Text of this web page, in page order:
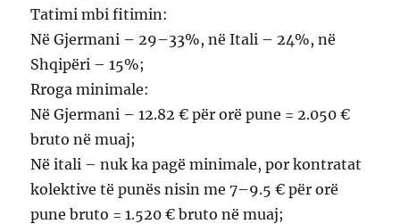
Tatimi mbi fitimin:
Në Gjermani – 29–33%, në Itali – 24%, në
Shqipëri – 15%;
Rroga minimale:
Në Gjermani – 12.82 € për orë pune = 2.050 €
bruto në muaj;
Në itali – nuk ka pagë minimale, por kontratat
kolektive të punës nisin me 7–9.5 € për orë
pune bruto = 1.520 € bruto në muaj;